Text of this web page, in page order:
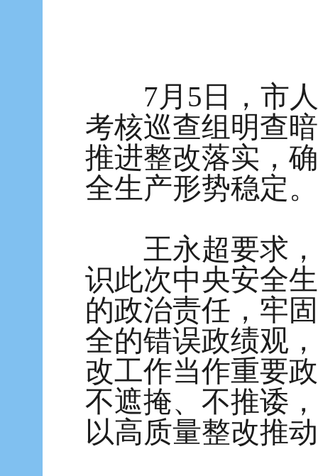
7月5日，市人
考核巡查组明查
推进整改落实，
全生产形势稳定
王永超要求，
识此次中央安全
的政治责任，牢
全的错误政绩观
改工作当作重要
不遮掩、不推诿
以高质量整改推